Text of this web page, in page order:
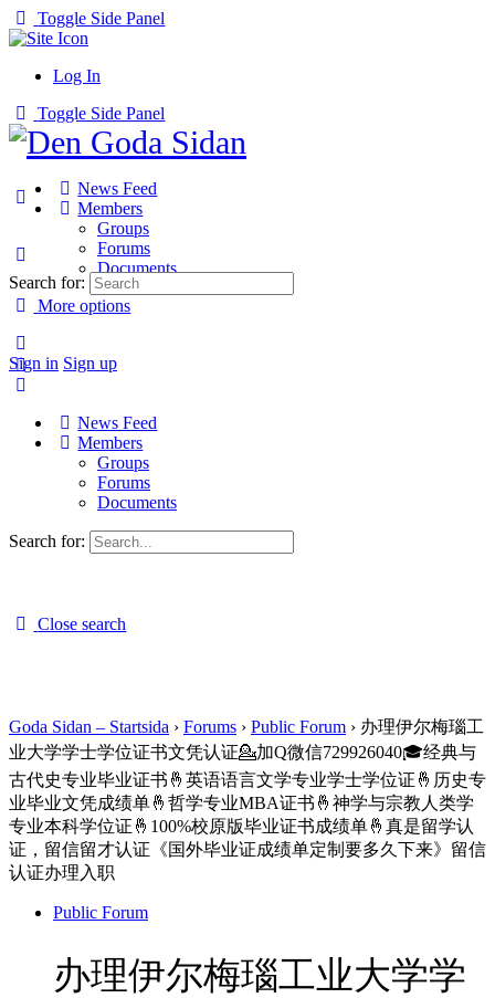
Toggle Side Panel
Log In
Toggle Side Panel
News Feed
Members
Groups
Forums
Documents
More options
Sign in Sign up
Search for:
News Feed
Members
Groups
Forums
Documents
Search for:
Close search
Goda Sidan – Startsida › Forums › Public Forum › 办理伊尔梅瑙工
业大学学士学位证书文凭认证💁加Q微信729926040🎓经典与
古代史专业毕业证书🤞英语语言文学专业学士学位证🤞历史专
业毕业文凭成绩单🤞哲学专业MBA证书🤞神学与宗教人类学
专业本科学位证🤞100%校原版毕业证书成绩单🤞真是留学认
证，留信留才认证《国外毕业证成绩单定制要多久下来》留信
认证办理入职
Public Forum
办理伊尔梅瑙工业大学学